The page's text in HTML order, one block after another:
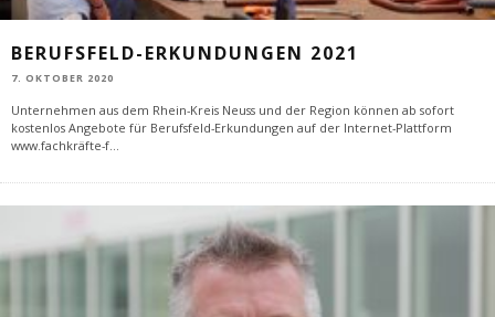
BERUFSFELD-ERKUNDUNGEN 2021
7. OKTOBER 2020
Unternehmen aus dem Rhein-Kreis Neuss und der Region können ab sofort
kostenlos Angebote für Berufsfeld-Erkundungen auf der Internet-Plattform
www.fachkräfte-f...